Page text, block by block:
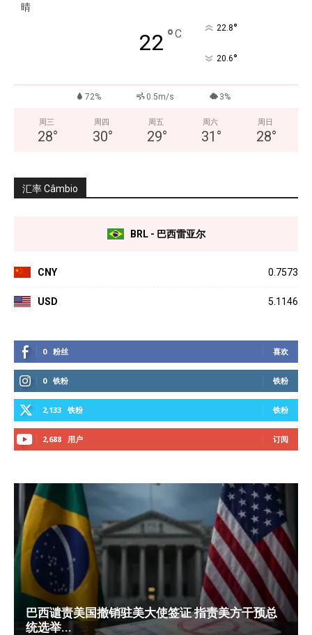
晴
22 °C 22.8°
20.6°
72% 0.5m/s 3%
周三
28°
周四
30°
周五
29°
周六
31 °
周日
28°
汇率 Câmbio
BRL - 巴西雷亚尔
CNY 0.7573
USD 5.1146
0 粉丝 喜欢
0 铁粉 铁粉
2,133 铁粉 铁粉
2,688 用户 订阅
巴西谴责美国撤销驻美大使签证 指责美方干预总
统选举...